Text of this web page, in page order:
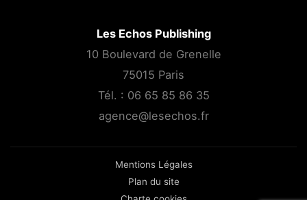
Les Echos Publishing
10 Boulevard de Grenelle
75015 Paris
Tél. : 06 65 85 86 35
agence@lesechos.fr
Mentions Légales
Plan du site